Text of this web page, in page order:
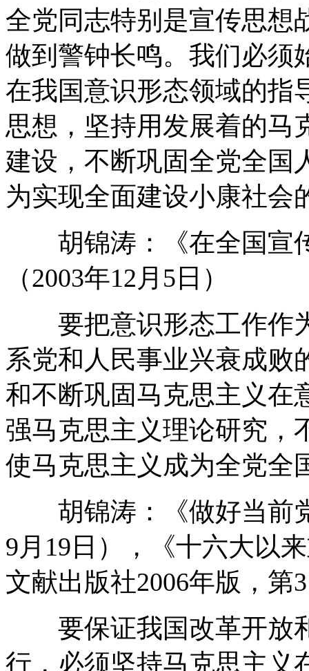
全党同志特别是宣传思想
做到警钟长鸣。我们必须
在我国意识形态领域的指
思想，坚持用发展着的马
建设，不断巩固全党全国
为实现全面建设小康社会
胡锦涛：《在全国宣
（2003年12月5日）
要把意识形态工作作
系党和人民事业兴衰成败
和不断巩固马克思主义在
强马克思主义理论研究，
使马克思主义成为全党全
胡锦涛：《做好当前党
9月19日），《十六大以
文献出版社2006年版，第
要保证我国改革开放
行，必须坚持马克思主义